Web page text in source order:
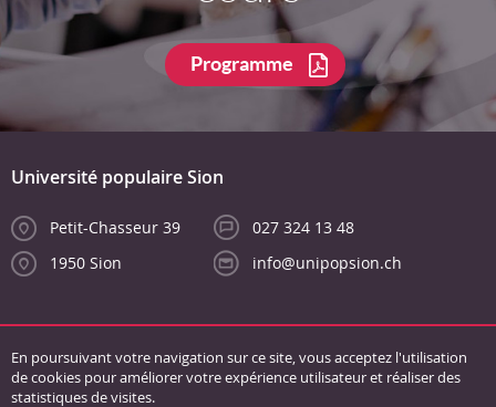
Programme
Université populaire Sion
Petit-Chasseur 39
1950 Sion
027 324 13 48
info@unipopsion.ch
En poursuivant votre navigation sur ce site, vous acceptez l'utilisation
de cookies pour améliorer votre expérience utilisateur et réaliser des
statistiques de visites.